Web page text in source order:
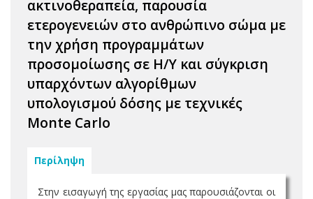
ακτινοθεραπεία, παρουσία
ετερογενειών στο ανθρώπινο σώμα με
την χρήση προγραμμάτων
προσομοίωσης σε Η/Υ και σύγκριση
υπαρχόντων αλγορίθμων
υπολογισμού δόσης με τεχνικές
Monte Carlo
Περίληψη
Στην εισαγωγή της εργασίας μας παρουσιάζονται οι